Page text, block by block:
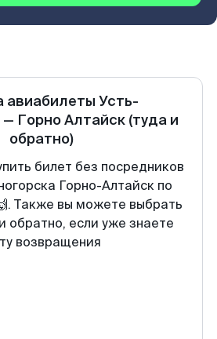
авиабилеты Усть-
— Горно Алтайск (туда и
обратно)
билет без посредников
Горно-Алтайск по
Также вы можете выбрать
обратно, если уже знаете
возвращения